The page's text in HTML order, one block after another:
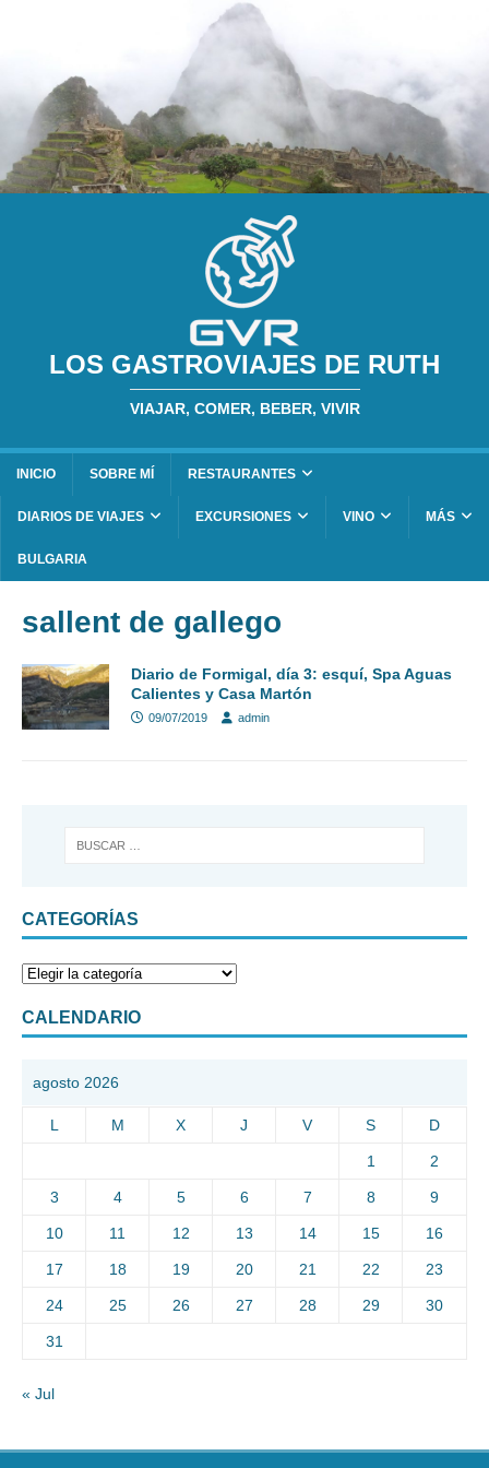
LOS GASTROVIAJES DE RUTH
VIAJAR, COMER, BEBER, VIVIR
INICIO SOBRE MÍ RESTAURANTES
DIARIOS DE VIAJES EXCURSIONES VINO MÁS
BULGARIA
sallent de gallego
Diario de Formigal, día 3: esquí, Spa Aguas
Calientes y Casa Martón
09/07/2019 admin
CATEGORÍAS
CALENDARIO
agosto 2026
L M X J V S D
1 2
3 4 5 6 7 8 9
10 11 12 13 14 15 16
17 18 19 20 21 22 23
24 25 26 27 28 29 30
31
« Jul